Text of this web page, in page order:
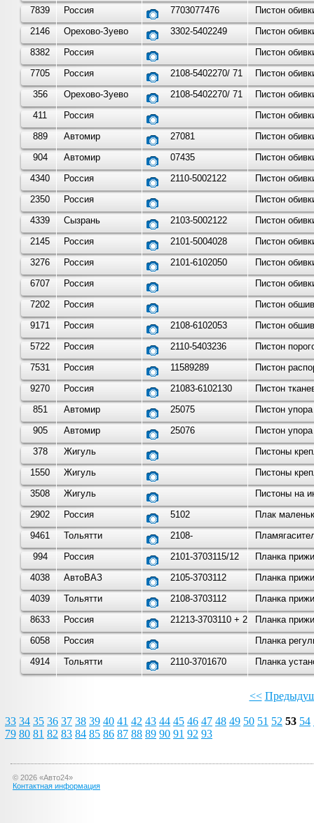
7839 Россия 7703077476
Пистон
2146
Орехово-Зуево 3302-5402249
Пистон
8382
Россия
Пистон
7705
Россия 2108-5402270/ 71
Пистон
356
Орехово-Зуево 2108-5402270/ 71
Пистон
411
Россия
Пистон
889
Автомир 27081
Пистон
904
Автомир 07435
Пистон
4340
Россия 2110-5002122
Пистон
2350
Россия
Пистон
4339
Сызрань 2103-5002122
Пистон
2145
Россия 2101-5004028
Пистон
3276
Россия 2101-6102050
Пистон
6707
Россия
Пистон
7202
Россия
Пистон
9171
Россия 2108-6102053
Пистон
5722
Россия 2110-5403236
Пистон
7531
Россия 11589289
Пистон
9270
Россия 21083-6102130
Пистон
851
Автомир 25075
Пистон
905
Автомир 25076
Пистон
378
Жигуль
Пистоны
1550
Жигуль
Пистоны
3508
Жигуль
Пистоны на
2902
Россия 5102
Плак
9461
Тольятти 2108-
994
Россия 2101-3703115/12
Планка
4038
АвтоВАЗ 2105-3703112
Планка
4039
Тольятти 2108-3703112
Планка
8633
Россия 21213-3703110 + 2123-3703
Планка
6058
Россия
Планка
4914
Тольятти 2110-3701670 Планка
<<
33 34 35 36 37 38 39 40 41 42 43 44 45 46 47 48 49 50 51 52 53 54
79 80 81 82 83 84 85 86 87 88 89 90 91 92 93
© 2026 «Авто24»
Контактная информация